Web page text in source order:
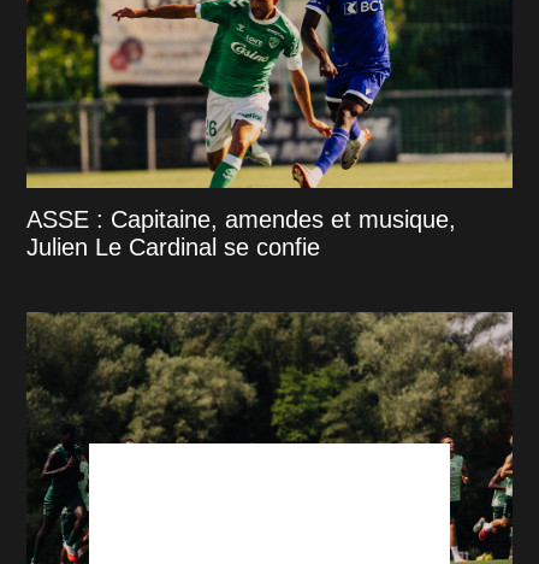
ASSE : Capitaine, amendes et musique,
Julien Le Cardinal se confie